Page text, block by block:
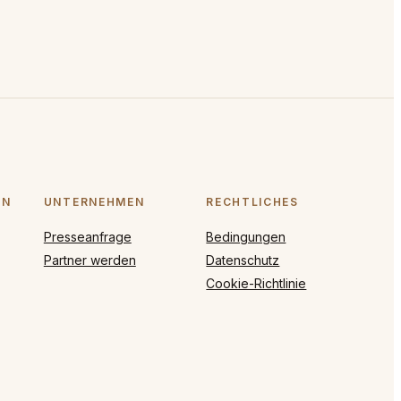
UNTERNEHMEN
Presseanfrage
Partner werden
RECHTLICHES
Bedingungen
Datenschutz
Cookie-Richtlinie